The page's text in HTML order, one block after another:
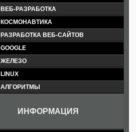
ВЕБ-РАЗРАБОТКА
КОСМОНАВТИКА
РАЗРАБОТКА ВЕБ-САЙТОВ
GOOGLE
ЖЕЛЕЗО
LINUX
АЛГОРИТМЫ
ИНФОРМАЦИЯ